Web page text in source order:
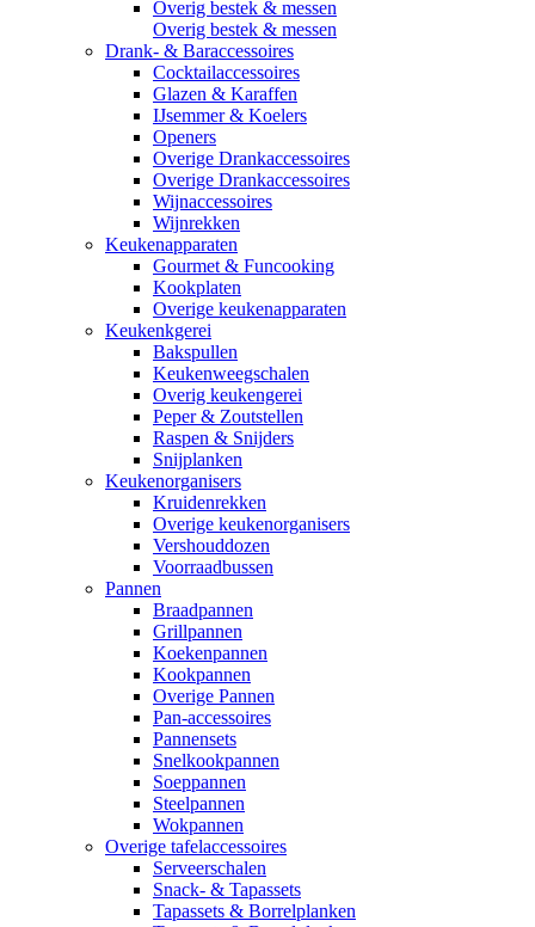
Overig bestek & messen
Overig bestek & messen
Drank- & Baraccessoires
Cocktailaccessoires
Glazen & Karaffen
IJsemmer & Koelers
Openers
Overige Drankaccessoires
Overige Drankaccessoires
Wijnaccessoires
Wijnrekken
Keukenapparaten
Gourmet & Funcooking
Kookplaten
Overige keukenapparaten
Keukenkgerei
Bakspullen
Keukenweegschalen
Overig keukengerei
Peper & Zoutstellen
Raspen & Snijders
Snijplanken
Keukenorganisers
Kruidenrekken
Overige keukenorganisers
Vershouddozen
Voorraadbussen
Pannen
Braadpannen
Grillpannen
Koekenpannen
Kookpannen
Overige Pannen
Pan-accessoires
Pannensets
Snelkookpannen
Soeppannen
Steelpannen
Wokpannen
Overige tafelaccessoires
Serveerschalen
Snack- & Tapassets
Tapassets & Borrelplanken